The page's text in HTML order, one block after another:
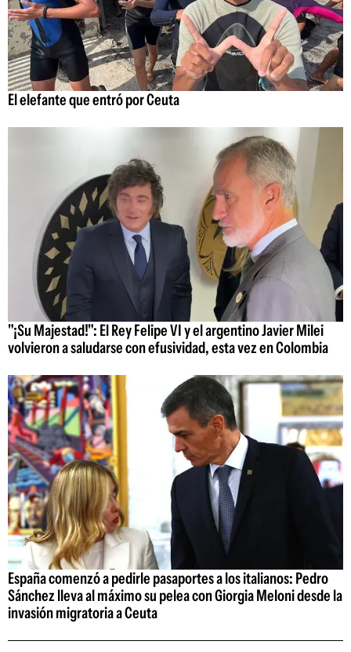
El elefante que entró por Ceuta
"¡Su Majestad!": El Rey Felipe VI y el argentino Javier Milei
volvieron a saludarse con efusividad, esta vez en Colombia
España comenzó a pedirle pasaportes a los italianos: Pedro
Sánchez lleva al máximo su pelea con Giorgia Meloni desde la
invasión migratoria a Ceuta